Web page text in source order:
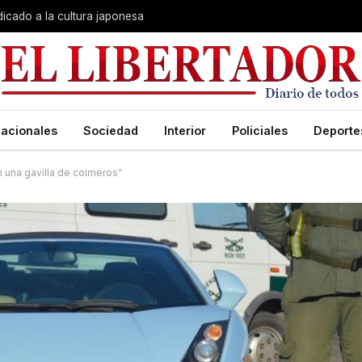
a la cultura japonesa
Sociedad Interior Policiales
gavilla de coimeros”